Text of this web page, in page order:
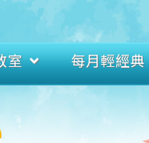
室 每月輕經典